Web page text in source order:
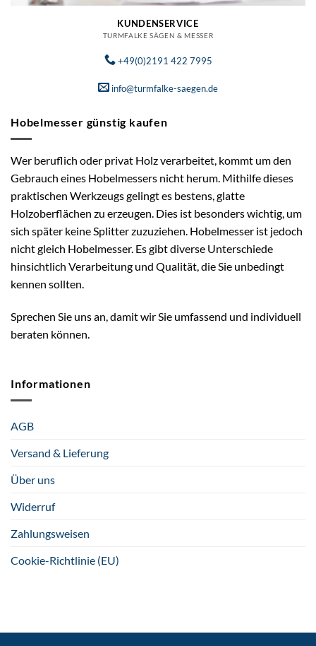
KUNDENSERVICE
TURMFALKE SÄGEN & MESSER
+49(0)2191 422 7995
info@turmfalke-saegen.de
Hobelmesser günstig kaufen
Wer beruflich oder privat Holz verarbeitet, kommt um den
Gebrauch eines Hobelmessers nicht herum. Mithilfe dieses
praktischen Werkzeugs gelingt es bestens, glatte
Holzoberflächen zu erzeugen. Dies ist besonders wichtig, um
sich später keine Splitter zuzuziehen. Hobelmesser ist jedoch
nicht gleich Hobelmesser. Es gibt diverse Unterschiede
hinsichtlich Verarbeitung und Qualität, die Sie unbedingt
kennen sollten.
Sprechen Sie uns an, damit wir Sie umfassend und individuell
beraten können.
Informationen
AGB
Versand & Lieferung
Über uns
Widerruf
Zahlungsweisen
Cookie-Richtlinie (EU)